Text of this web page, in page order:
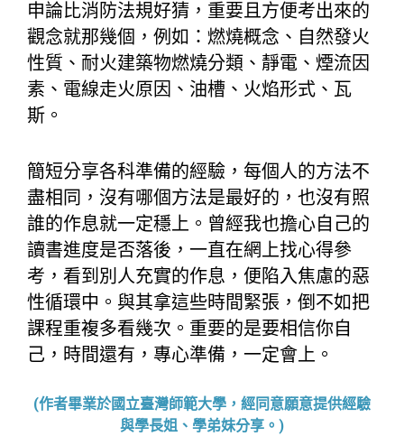
申論比消防法規好猜，重要且方便考出來的
觀念就那幾個，例如：燃燒概念、自然發火
性質、耐火建築物燃燒分類、靜電、煙流因
素、電線走火原因、油槽、火焰形式、瓦
斯。
簡短分享各科準備的經驗，每個人的方法不
盡相同，沒有哪個方法是最好的，也沒有照
誰的作息就一定穩上。曾經我也擔心自己的
讀書進度是否落後，一直在網上找心得參
考，看到別人充實的作息，便陷入焦慮的惡
性循環中。與其拿這些時間緊張，倒不如把
課程重複多看幾次。重要的是要相信你自
己，時間還有，專心準備，一定會上。
(作者畢業於國立臺灣師範大學， 經同意願意提供經驗
與學長姐、學弟妹分享。)​